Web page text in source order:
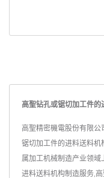
高聖钻孔或锯切加工件的
高聖精密機電股份有限
锯切加工件的进料送料机
属加工机械制造产业领域
进料送料机构制造服务,